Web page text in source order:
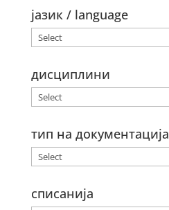
јазик / language
дисциплини
тип на документација
списанија